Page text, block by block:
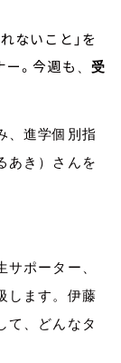
ないこと」を
。今週も 、 受
、進学個別指
あき）さんを
ポーター、
します。伊藤
て、どんなタ